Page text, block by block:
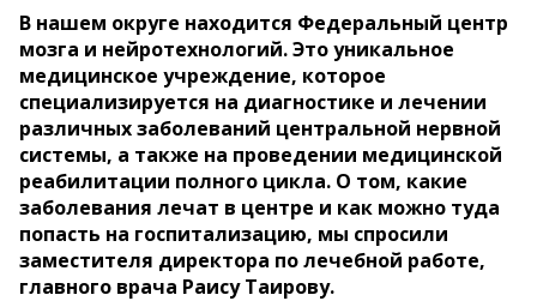
В нашем округе находится Федеральный центр
мозга и нейротехнологий. Это уникальное
медицинское учреждение, которое
специализируется на диагностике и лечении
различных заболеваний центральной нервной
системы, а также на проведении медицинской
реабилитации полного цикла. О том, какие
заболевания лечат в центре и как можно туда
попасть на госпитализацию, мы спросили
заместителя директора по лечебной работе,
главного врача Раису Таирову.